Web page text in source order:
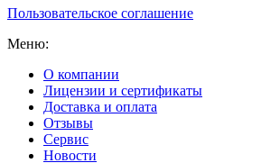
Пользовательское соглашение
Меню:
О компании
Лицензии и сертификаты
Доставка и оплата
Отзывы
Сервис
Новости